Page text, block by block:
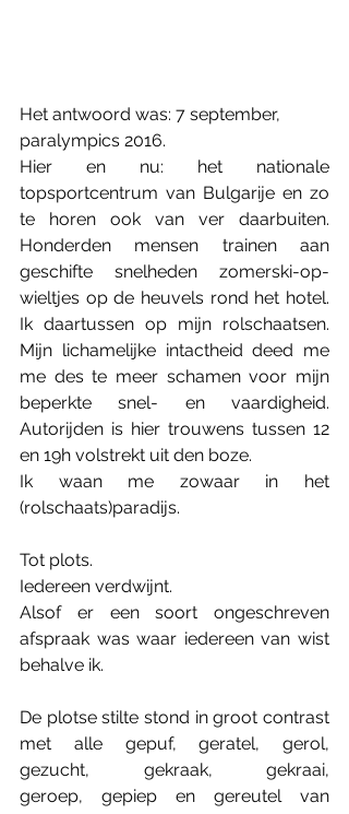
Het antwoord was: 7 september,
paralympics 2016.
Hier en nu: het nationale
topsportcentrum van Bulgarije en zo
te horen ook van ver daarbuiten.
Honderden mensen trainen aan
geschifte snelheden zomerski-op-
wieltjes op de heuvels rond het hotel.
Ik daartussen op mijn rolschaatsen.
Mijn lichamelijke intactheid deed me
me des te meer schamen voor mijn
beperkte snel- en vaardigheid.
Autorijden is hier trouwens tussen 12
en 19h volstrekt uit den boze.
Ik waan me zowaar in het
(rolschaats)paradijs.
Tot plots.
Iedereen verdwijnt.
Alsof er een soort ongeschreven
afspraak was waar iedereen van wist
behalve ik.
De plotse stilte stond in groot contrast
met alle gepuf, geratel, gerol,
gezucht, gekraak, gekraai,
geroep, gepiep en gereutel van